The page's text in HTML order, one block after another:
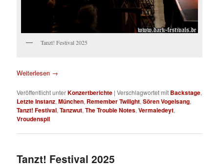
Tanzt! Festival 2025
Weiterlesen →
Veröffentlicht unterKonzertberichte |Verschlagwortet mit Backstage,
Letzte Instanz,München, Remember Twilight,Sören Vogelsang,
Tanzt! Festival,Tanzwut,The Trouble Notes,Vermaledeyt,
Vroudenspil
Tanzt! Festival 2025